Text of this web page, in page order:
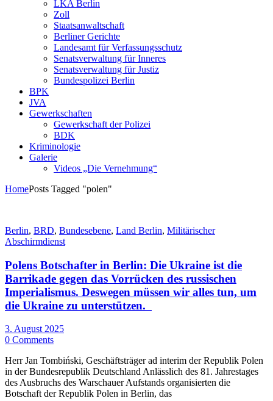
LKA Berlin
Zoll
Staatsanwaltschaft
Berliner Gerichte
Landesamt für Verfassungsschutz
Senatsverwaltung für Inneres
Senatsverwaltung für Justiz
Bundespolizei Berlin
BPK
JVA
Gewerkschaften
Gewerkschaft der Polizei
BDK
Kriminologie
Galerie
Videos „Die Vernehmung“
HomePosts Tagged "polen"
Berlin, BRD, Bundesebene, Land Berlin, Militärischer
Abschirmdienst
Polens Botschafter in Berlin: Die Ukraine ist die
Barrikade gegen das Vorrücken des russischen
Imperialismus. Deswegen müssen wir alles tun, um
die Ukraine zu unterstützen.
3. August 2025
0 Comments
Herr Jan Tombiński, Geschäftsträger ad interim der Republik Polen
in der Bundesrepublik Deutschland Anlässlich des 81. Jahrestages
des Ausbruchs des Warschauer Aufstands organisierten die
Botschaft der Republik Polen in Berlin, das